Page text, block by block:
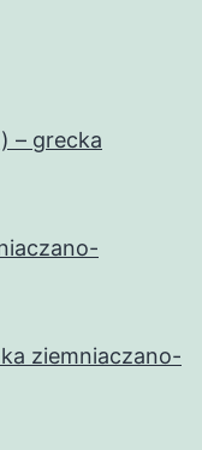
– grecka
ziemniaczano-